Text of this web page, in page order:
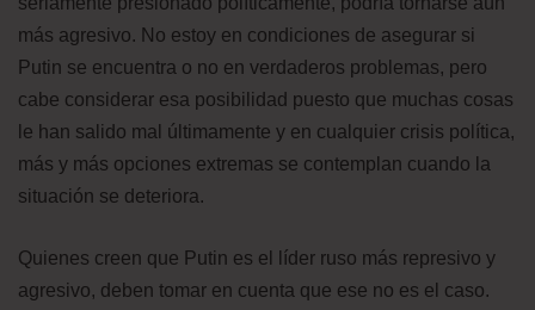
más agresivo. No estoy en condiciones de asegurar si
Putin se encuentra o no en verdaderos problemas, pero
cabe considerar esa posibilidad puesto que muchas cosas
le han salido mal últimamente y en cualquier crisis política,
más y más opciones extremas se contemplan cuando la
situación se deteriora.
Quienes creen que Putin es el líder ruso más represivo y
agresivo, deben tomar en cuenta que ese no es el caso.